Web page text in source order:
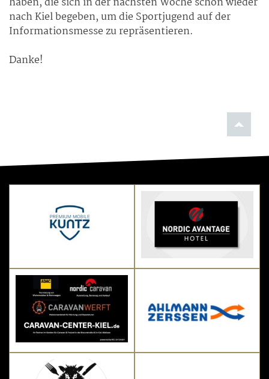
nach Kiel begeben, um die Sportjugend auf der
Informationsmesse zu repräsentieren.
Danke!